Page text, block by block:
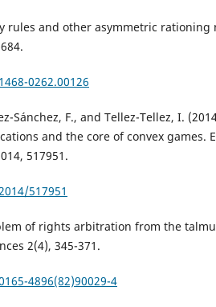
rules and other asymmetric rationing
0262.00126
Sánchez, F., and Tellez-Tellez, I.
and the core of convex games.
517951.
517951
of rights arbitration from the
2(4), 345-371.
4896(82)90029-4